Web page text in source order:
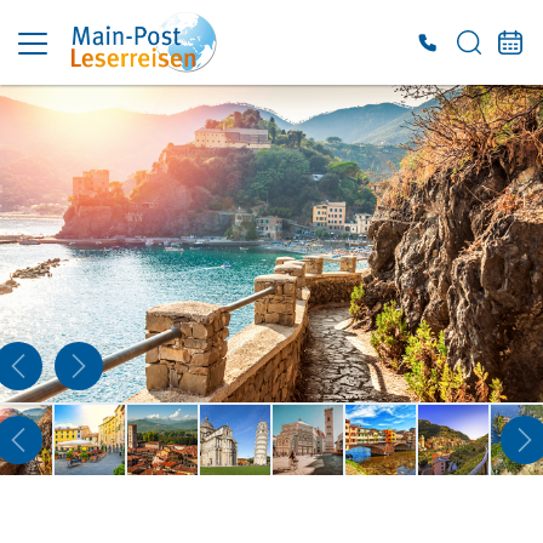
Es konnten keine gültigen Angebote gefunden werden. Bitte wenden Sie sich an
unser Service-Center.